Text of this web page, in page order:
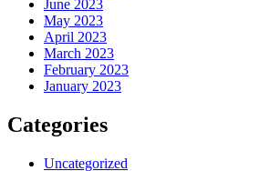
June 2023
May 2023
April 2023
March 2023
February 2023
January 2023
Categories
Uncategorized